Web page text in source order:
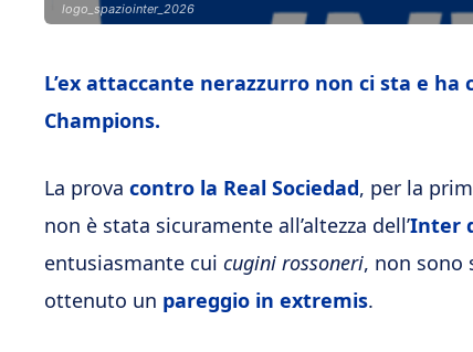
logo_spaziointer_2026
L’ex attaccante nerazzurro non ci sta e
Champions.
La prova contro la Real Sociedad, per la
non è stata sicuramente all’altezza dell’Inter
entusiasmante cui cugini rossoneri, non sono
ottenuto un pareggio in extremis.